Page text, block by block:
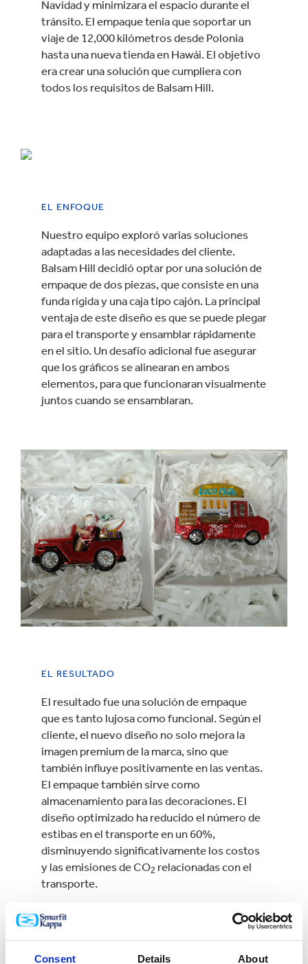
Consent Details About
Navidad y minimizara el espacio durante el
tránsito. El empaque tenía que soportar un
viaje de 12,000 kilómetros desde Polonia
hasta una nueva tienda en Hawái. El objetivo
era crear una solución que cumpliera con
todos los requisitos de Balsam Hill.
EL ENFOQUE
Nuestro equipo exploró varias soluciones
adaptadas a las necesidades del cliente.
Balsam Hill decidió optar por una solución de
empaque de dos piezas, que consiste en una
funda rígida y una caja tipo cajón. La principal
ventaja de este diseño es que se puede plegar
para el transporte y ensamblar rápidamente
en el sitio. Un desafío adicional fue asegurar
que los gráficos se alinearan en ambos
elementos, para que funcionaran visualmente
juntos cuando se ensamblaran.
EL RESULTADO
El resultado fue una solución de empaque
que es tanto lujosa como funcional. Según el
cliente, el nuevo diseño no solo mejora la
imagen premium de la marca, sino que
también influye positivamente en las ventas.
El empaque también sirve como
almacenamiento para las decoraciones. El
diseño optimizado ha reducido el número de
estibas en el transporte en un 60%,
disminuyendo significativamente los costos
y las emisiones de CO2 relacionadas con el
transporte.